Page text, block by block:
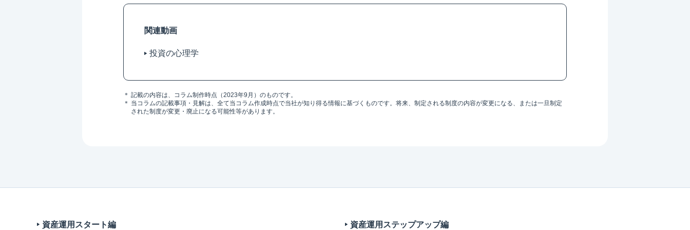
関連動画
投資の心理学
＊ 記載の内容は、コラム制作時点（2023年9月）のものです。
＊ 当コラムの記載事項・見解は、全て当コラム作成時点で当社が知り得る情報に基づくものです。将来、制定される制度の内容が変更になる、または一旦制定
された制度が変更・廃止になる可能性等があります。
資産運用スタート編 資産運用ステップアップ編